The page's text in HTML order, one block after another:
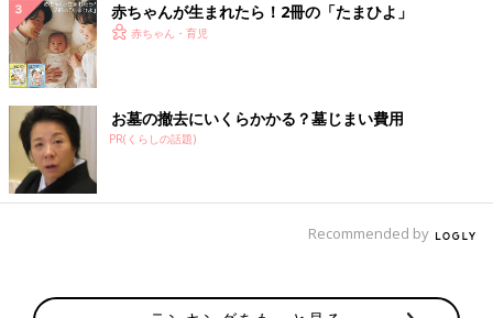
赤ちゃんが生まれたら！2冊の「たまひよ」
赤ちゃん・育児
お墓の撤去にいくらかかる？墓じまい費用
PR(くらしの話題)
Recommended by